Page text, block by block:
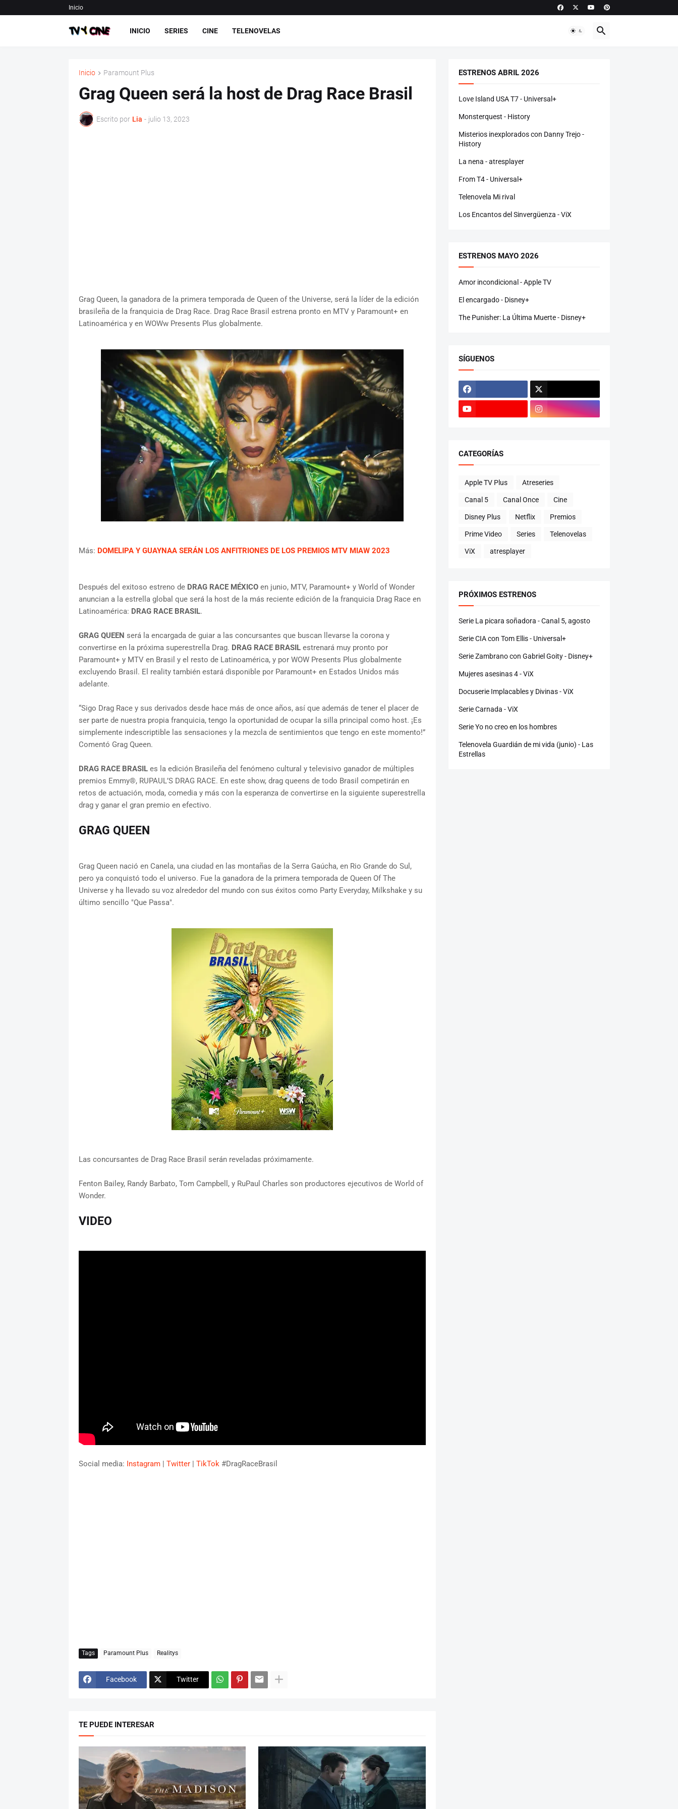
Inicio
INICIO SERIES CINE TELENOVELAS
Inicio Paramount Plus
Grag Queen será la host de Drag Race Brasil
Escrito por Lia - julio 13, 2023
Grag Queen, la ganadora de la primera temporada de Queen of the Universe, será la líder de la edición
brasileña de la franquicia de Drag Race. Drag Race Brasil estrena pronto en MTV y Paramount+ en
Latinoamérica y en WOWw Presents Plus globalmente.
Más: DOMELIPA Y GUAYNAA SERÁN LOS ANFITRIONES DE LOS PREMIOS MTV MIAW 2023
Después del exitoso estreno de DRAG RACE MÉXICOen junio, MTV, Paramount+ y World of Wonder
anuncian a la estrella global que será la host de la más reciente edición de la franquicia Drag Race en
Latinoamérica: DRAG RACE BRASIL.
GRAG QUEEN será la encargada de guiar a las concursantes que buscan llevarse la corona y
convertirse en la próxima superestrella Drag. DRAG RACE BRASILestrenará muy pronto por
Paramount+ y MTV en Brasil y el resto de Latinoamérica, y por WOW Presents Plus globalmente
excluyendo Brasil. El reality también estará disponible por Paramount+ en Estados Unidos más
adelante.
“Sigo Drag Race y sus derivados desde hace más de once años, así que además de tener el placer de
ser parte de nuestra propia franquicia, tengo la oportunidad de ocupar la silla principal como host. ¡Es
simplemente indescriptible las sensaciones y la mezcla de sentimientos que tengo en este momento!”
Comentó Grag Queen.
DRAG RACE BRASILes la edición Brasileña del fenómeno cultural y televisivo ganador de múltiples
premios Emmy®, RUPAUL’S DRAG RACE. En este show, drag queens de todo Brasil competirán en
retos de actuación, moda, comedia y más con la esperanza de convertirse en la siguiente superestrella
drag y ganar el gran premio en efectivo.
GRAG QUEEN
Grag Queen nació en Canela, una ciudad en las montañas de la Serra Gaúcha, en Rio Grande do Sul,
pero ya conquistó todo el universo. Fue la ganadora de la primera temporada de Queen Of The
Universe y ha llevado su voz alrededor del mundo con sus éxitos como Party Everyday, Milkshake y su
último sencillo "Que Passa".
Las concursantes de Drag Race Brasil serán reveladas próximamente.
Fenton Bailey, Randy Barbato, Tom Campbell, y RuPaul Charles son productores ejecutivos de World of
Wonder.
VIDEO
Social media: Instagram| Twitter| TikTok #DragRaceBrasil
Tags Paramount Plus Realitys
Facebook Twitter
TE PUEDE INTERESAR
ESTRENOS ABRIL 2026
Love Island USA T7 - Universal+
Monsterquest - History
Misterios inexplorados con Danny Trejo -
History
La nena - atresplayer
From T4 - Universal+
Telenovela Mi rival
Los Encantos del Sinvergüenza - ViX
ESTRENOS MAYO 2026
Amor incondicional - Apple TV
El encargado - Disney+
The Punisher: La Última Muerte - Disney+
SÍGUENOS
CATEGORÍAS
Apple TV Plus Atreseries
Canal 5 Canal Once Cine
Disney Plus Netflix Premios
Prime Video Series Telenovelas
ViX atresplayer
PRÓXIMOS ESTRENOS
Serie La picara soñadora - Canal 5, agosto
Serie CIA con Tom Ellis - Universal+
Serie Zambrano con Gabriel Goity - Disney+
Mujeres asesinas 4 - ViX
Docuserie Implacables y Divinas - ViX
Serie Carnada - ViX
Serie Yo no creo en los hombres
Telenovela Guardián de mi vida (junio) - Las
Estrellas